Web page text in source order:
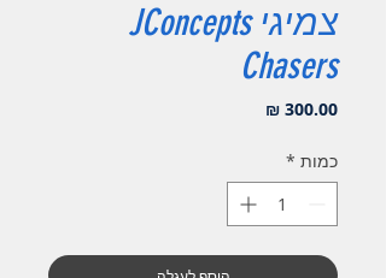
צמיגי JConcepts
Chasers
כמות *